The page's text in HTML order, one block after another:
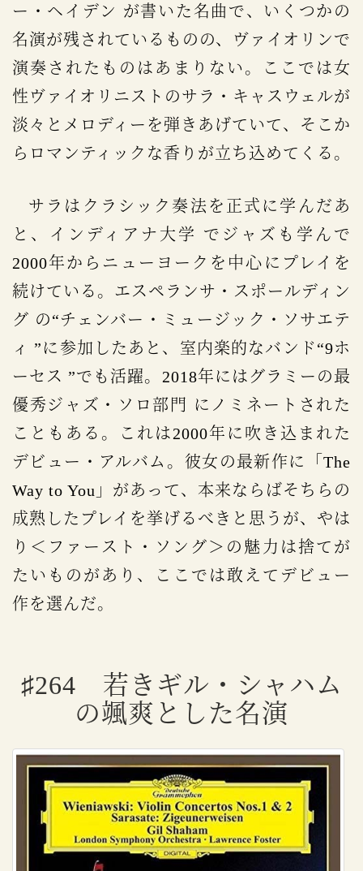
ー・ヘイデン が書いた名曲で、いくつかの
名演が残されているものの、ヴァイオリンで
演奏されたものはあまりない。ここでは女
性ヴァイオリニストのサラ・キャスウェルが
淡々とメロディーを弾きあげていて、そこか
らロマンティックな香りが立ち込めてくる。
サラはクラシック奏法を正式に学んだあ
と、インディアナ大学 でジャズも学んで
2000年からニューヨークを中心にプレイを
続けている。エスペランサ・スポールディン
グ の“チェンバー・ミュージック・ソサエテ
ィ ”に参加したあと、室内楽的なバンド“9ホ
ーセス ”でも活躍。2018年にはグラミーの最
優秀ジャズ・ソロ部門 にノミネートされた
こともある。これは2000年に吹き込まれた
デビュー・アルバム。彼女の最新作に「The
Way to You」があって、本来ならばそちらの
成熟したプレイを挙げるべきと思うが、やは
り＜ファースト・ソング＞の魅力は捨てが
たいものがあり、ここでは敢えてデビュー
作を選んだ。
♯264 若きギル・シャハム
の颯爽とした名演